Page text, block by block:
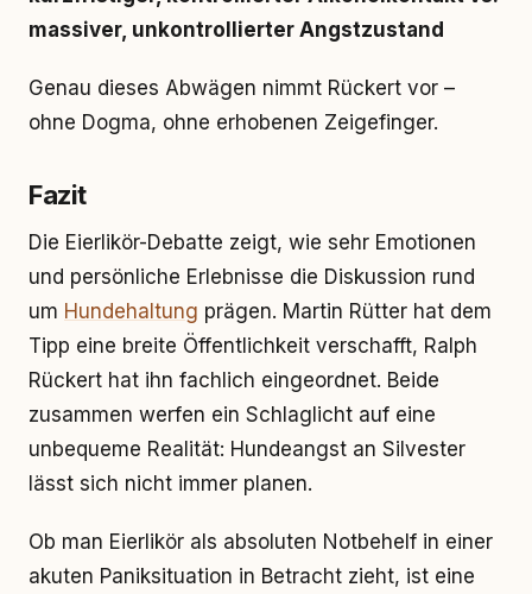
massiver, unkontrollierter Angstzustand
Genau dieses Abwägen nimmt Rückert vor –
ohne Dogma, ohne erhobenen Zeigefinger.
Fazit
Die Eierlikör-Debatte zeigt, wie sehr Emotionen
und persönliche Erlebnisse die Diskussion rund
um Hundehaltung prägen. Martin Rütter hat dem
Tipp eine breite Öffentlichkeit verschafft, Ralph
Rückert hat ihn fachlich eingeordnet. Beide
zusammen werfen ein Schlaglicht auf eine
unbequeme Realität: Hundeangst an Silvester
lässt sich nicht immer planen.
Ob man Eierlikör als absoluten Notbehelf in einer
akuten Paniksituation in Betracht zieht, ist eine